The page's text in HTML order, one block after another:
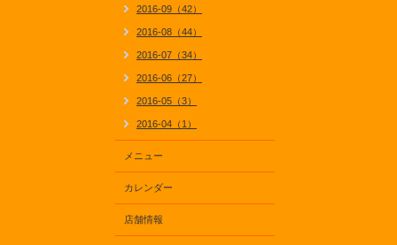
2016-09（42）
2016-08（44）
2016-07（34）
2016-06（27）
2016-05（3）
2016-04（1）
メニュー
カレンダー
店舗情報